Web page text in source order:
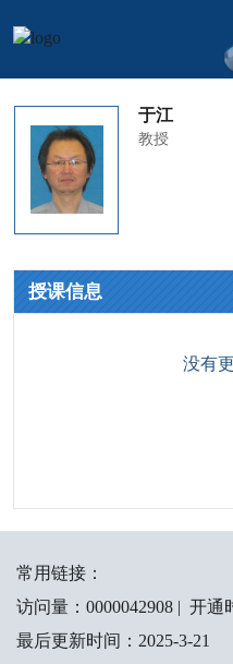
于江
教授
授课信息
没有
常用链接：
访问量： 0000042908| 开通
最后更新时间： 2025-3-21